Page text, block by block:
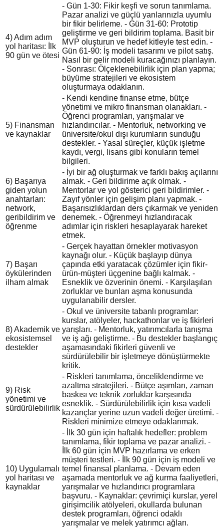
4) Adım adım
yol haritası: İlk
90 gün ve ötesi
- Gün 1-30: Fikir keşfi ve sorun tanımlama.
Pazar analizi ve güçlü yanlarınızla uyumlu
bir fikir belirleme. - Gün 31-60: Prototip
geliştirme ve geri bildirim toplama. Basit bir
MVP oluşturun ve hedef kitleyle test edin. -
Gün 61-90: İş modeli tasarımı ve pilot satış.
Nasıl bir gelir modeli kuracağınızı planlayın.
- Sonrası: Ölçeklenebilirlik için plan yapma;
büyüme stratejileri ve ekosistem
oluşturmaya odaklanın.
5) Finansman
ve kaynaklar
- Kendi kendine finanse etme, bütçe
yönetimi ve mikro finansman olanakları. -
Öğrenci programları, yarışmalar ve
hızlandırıcılar. - Mentorluk, networking ve
üniversite/okul dışı kurumların sunduğu
destekler. - Yasal süreçler, küçük işletme
kaydı, vergi, lisans gibi konuların temel
bilgileri.
6) Başarıya
giden yolun
anahtarları:
network,
geribildirim ve
öğrenme
- İyi bir ağ oluşturmak ve farklı bakış açılarını
almak. - Geri bildirime açık olmak. -
Mentorlar ve yol gösterici geri bildirimler. -
Zayıf yönler için gelişim planı yapmak. -
Başarısızlıklardan ders çıkarmak ve yeniden
denemek. - Öğrenmeyi hızlandıracak
adımlar için riskleri hesaplayarak hareket
etmek.
7) Başarı
öykülerinden
ilham almak
- Gerçek hayattan örnekler motivasyon
kaynağı olur. - Küçük başlayıp dünya
çapında etki yaratacak çözümler için fikir-
ürün-müşteri üçgenine bağlı kalmak. -
Esneklik ve özverinin önemi. - Karşılaşılan
zorluklar ve bunları aşma konusunda
uygulanabilir dersler.
8) Akademik ve
ekosistemsel
destekler
- Okul ve üniversite tabanlı programlar:
kurslar, atölyeler, hackathonlar ve iş fikirleri
yarışları. - Mentorluk, yatırımcılarla tanışma
ve iş ağı geliştirme. - Bu destekler başlangıç
aşamasındaki fikirleri güvenli ve
sürdürülebilir bir işletmeye dönüştürmekte
kritik.
9) Risk
yönetimi ve
sürdürülebilirlik
- Riskleri tanımlama, önceliklendirme ve
azaltma stratejileri. - Bütçe aşımları, zaman
baskısı ve teknik zorluklar karşısında
esneklik. - Sürdürülebilirlik için kısa vadeli
kazançlar yerine uzun vadeli değer üretimi. -
Riskleri minimize etmeye odaklanmak.
10) Uygulamalı
yol haritası ve
kaynaklar
- İlk 30 gün için haftalık hedefler: problem
tanımlama, fikir toplama ve pazar analizi. -
İlk 60 gün için MVP hazırlama ve erken
müşteri testleri. - İlk 90 gün için iş modeli ve
temel finansal planlama. - Devam eden
aşamada mentorluk ve ağ kurma faaliyetleri,
yarışmalar ve hızlandırıcı programlara
başvuru. - Kaynaklar: çevrimiçi kurslar, yerel
girişimcilik atölyeleri, okullarda bulunan
destek programları, öğrenci odaklı
yarışmalar ve melek yatırımcı ağları.